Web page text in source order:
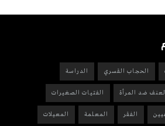
الحجاب القسري الدراسة
ضد المرأة الفتيات الصغيرات
الفقر المعلمة المعيلات